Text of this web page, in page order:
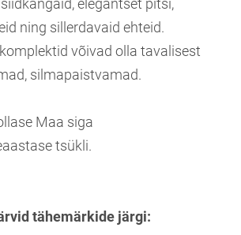
elegantset pitsi,
ning sillerdavaid ehteid.
võivad olla tavalisest
silmapaistvamad.
Maa siga
tsükli.
tähemärkide järgi: